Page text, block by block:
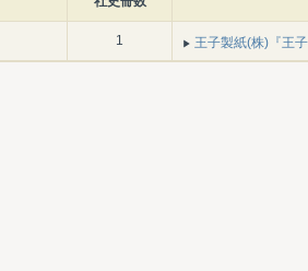
1 王子製紙(株)『王